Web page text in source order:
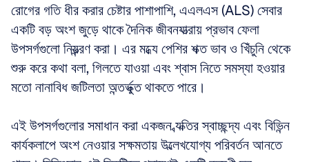
রোগের গতি ধীর করার চেষ্টার পাশাপাশি, এএলএস (ALS) সেবার
একটি বড় অংশ জুড়ে থাকে দৈনিক জীবনযাত্রায় প্রভাব ফেলা
উপসর্গগুলো নিয়ন্ত্রণ করা। এর মধ্যে পেশির শক্ত ভাব ও খিঁচুনি থেকে
শুরু করে কথা বলা, গিলতে যাওয়া এবং শ্বাস নিতে সমস্যা হওয়ার
মতো নানাবিধ জটিলতা অন্তর্ভুক্ত থাকতে পারে।
এই উপসর্গগুলোর সমাধান করা একজন ব্যক্তির স্বাচ্ছন্দ্য এবং বিভিন্ন
কার্যকলাপে অংশ নেওয়ার সক্ষমতায় উল্লেখযোগ্য পরিবর্তন আনতে